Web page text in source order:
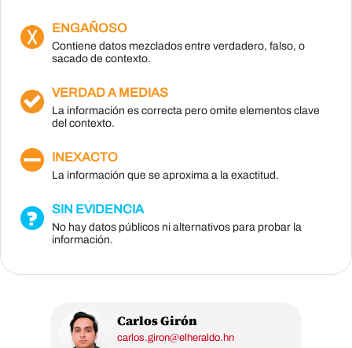
ENGAÑOSO
Contiene datos mezclados entre verdadero, falso, o
sacado de contexto.
VERDAD A MEDIAS
La información es correcta pero omite elementos clave
del contexto.
INEXACTO
La información que se aproxima a la exactitud.
SIN EVIDENCIA
No hay datos públicos ni alternativos para probar la
información.
Carlos Girón
carlos.giron@elheraldo.hn